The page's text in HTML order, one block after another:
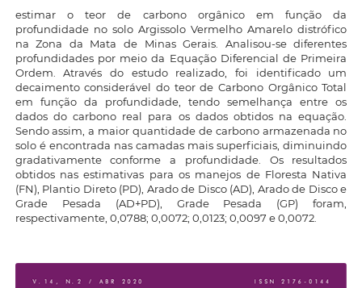
estimar o teor de carbono orgânico em função da
profundidade no solo Argissolo Vermelho Amarelo distrófico
na Zona da Mata de Minas Gerais. Analisou-se diferentes
profundidades por meio da Equação Diferencial de Primeira
Ordem. Através do estudo realizado, foi identificado um
decaimento considerável do teor de Carbono Orgânico Total
em função da profundidade, tendo semelhança entre os
dados do carbono real para os dados obtidos na equação.
Sendo assim, a maior quantidade de carbono armazenada no
solo é encontrada nas camadas mais superficiais, diminuindo
gradativamente conforme a profundidade. Os resultados
obtidos nas estimativas para os manejos de Floresta Nativa
(FN), Plantio Direto (PD), Arado de Disco (AD), Arado de Disco e
Grade Pesada (AD+PD), Grade Pesada (GP) foram,
respectivamente, 0,0788; 0,0072; 0,0123; 0,0097 e 0,0072.